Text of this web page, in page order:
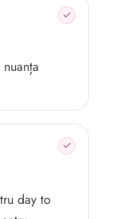
day to